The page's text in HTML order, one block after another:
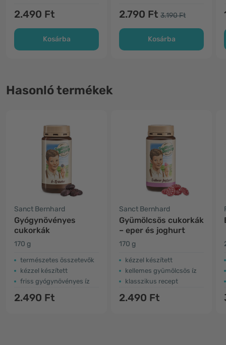
2.490 Ft
Kosárba
2.790 Ft 3.190 Ft
Kosárba
Hasonló termékek
Sanct Bernhard
Gyógynövényes
cukorkák
170 g
természetes összetevők
kézzel készített
friss gyógynövényes íz
2.490 Ft
Sanct Bernhard
Gyümölcsös cukorkák
– eper és joghurt
170 g
kézzel készített
kellemes gyümölcsös íz
klasszikus recept
2.490 Ft